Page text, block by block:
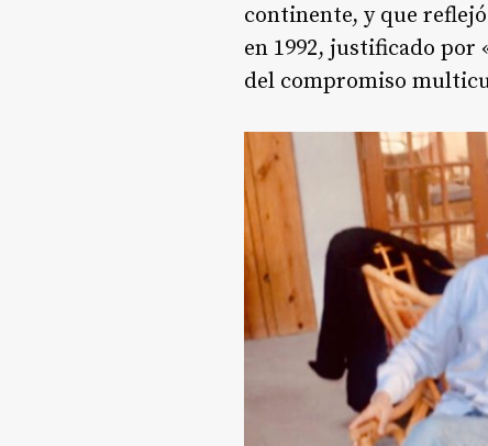
continente, y que
en 1992, justificado por
del compromiso